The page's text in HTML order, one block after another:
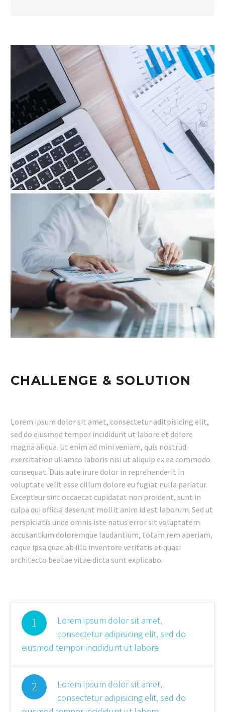
CHALLENGE & SOLUTION
Lorem ipsum dolor sit amet, consectetur aditpisicing elit,
sed do eiusmod tempor incididunt ut labore et dolore
magna aliqua. Ut enim ad mini veniam, quis nostrud
exercitation ullamco laboris nisi ut aliquip ex ea commodo
consequat. Duis aute irure dolor in reprehenderit in
voluptate velit esse cillum dolore eu fugiat nulla pariatur.
Excepteur sint occaecat cupidatat non proident, sunt in
culpa qui officia deserunt mollit anim id est laborum. Sed ut
perspiciatis unde omnis iste natus error sit voluptatem
accusantium doloremque laudantium, totam rem aperiam,
eaque ipsa quae ab illo inventore veritatis et quasi
architecto beatae vitae dicta sunt explicabo.
1
Lorem ipsum dolor sit amet,
consectetur adipisicing elit, sed do
eiusmod tempor incididunt ut labore
2
Lorem ipsum dolor sit amet,
consectetur adipisicing elit, sed do